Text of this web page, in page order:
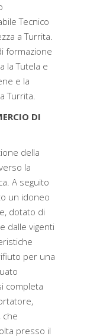
Tecnico
a Turrita.
formazione
la Tutela e
e la
Turrita.
DI
della
la
A seguito
un idoneo
dotato di
dalle vigenti
per una
completa
che
presso il